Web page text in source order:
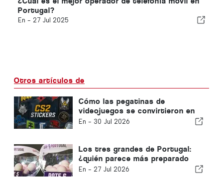
Portugal?
En - 27 Jul 2025
Otros artículos de
Cómo las pegatinas de
videojuegos se convirtieron en
una fuente de ingresos para los
En - 30 Jul 2026
Los tres grandes de Portugal:
¿quién parece más preparado
para la nueva temporada?
En - 27 Jul 2026